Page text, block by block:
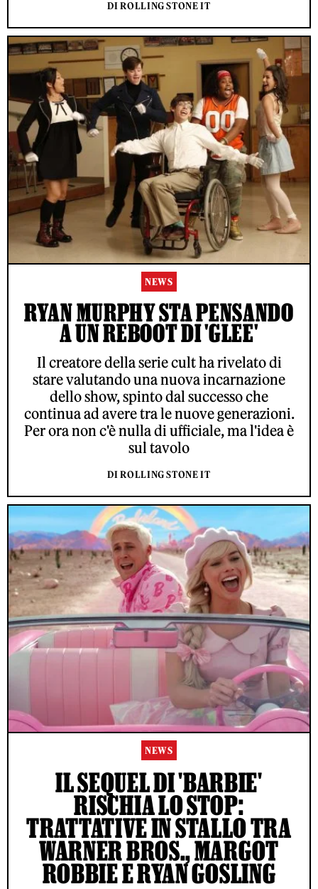
DI ROLLING STONE IT
NEWS
RYAN MURPHY STA PENSANDO
A UN REBOOT DI 'GLEE'
Il creatore della serie cult ha rivelato di
stare valutando una nuova incarnazione
dello show, spinto dal successo che
continua ad avere tra le nuove generazioni.
Per ora non c'è nulla di ufficiale, ma l'idea è
sul tavolo
DI ROLLING STONE IT
NEWS
IL SEQUEL DI 'BARBIE'
RISCHIA LO STOP:
TRATTATIVE IN STALLO TRA
WARNER BROS., MARGOT
ROBBIE E RYAN GOSLING